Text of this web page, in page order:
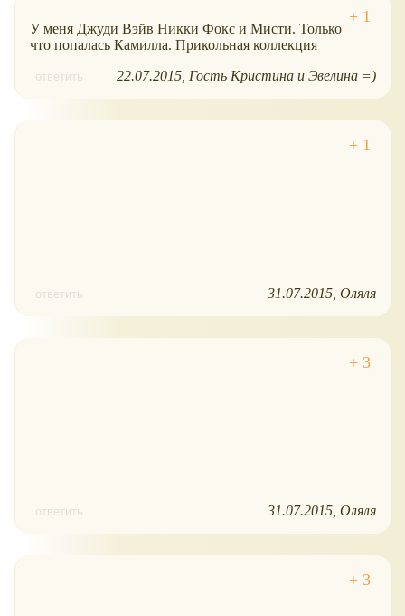
У меня Джуди Вэйв Никки Фокс и Мисти. Только
что попалась Камилла. Прикольная коллекция
ответить 22.07.2015 Гость Кристина и Эвелина =)
ответить 31.07.2015 Оляля
ответить 31.07.2015 Оляля